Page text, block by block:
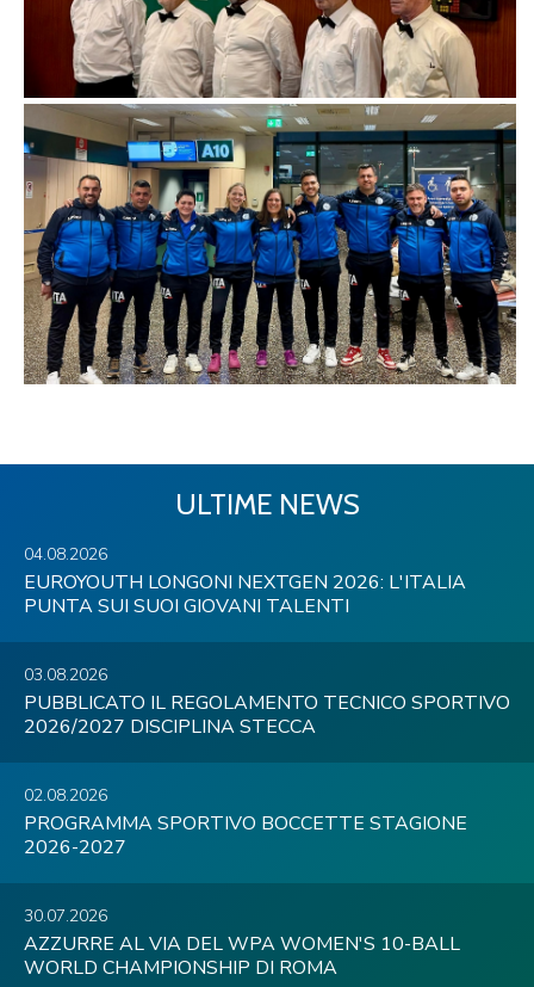
ULTIME NEWS
04.08.2026
EUROYOUTH LONGONI NEXTGEN 2026: L'ITALIA
PUNTA SUI SUOI GIOVANI TALENTI
03.08.2026
PUBBLICATO IL REGOLAMENTO TECNICO SPORTIVO
2026/2027 DISCIPLINA STECCA
02.08.2026
PROGRAMMA SPORTIVO BOCCETTE STAGIONE
2026-2027
30.07.2026
AZZURRE AL VIA DEL WPA WOMEN'S 10-BALL
WORLD CHAMPIONSHIP DI ROMA